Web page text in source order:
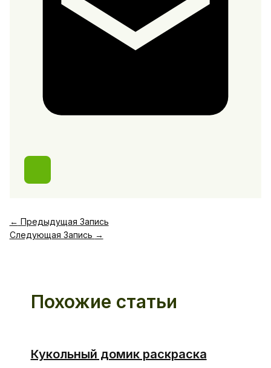
← Предыдущая Запись
Следующая Запись →
Похожие статьи
Кукольный домик раскраска